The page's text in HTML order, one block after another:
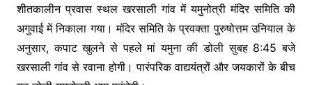
शीतकालीन प्रवास स्थलखरसाली गांव में यमुनोत्री मंदिर समिति की
अगुवाई में निकाला गया। मंदिर समिति के प्रवक्ता पुरुषोत्तम उनियाल के
अनुसार, कपाट खुलने से पहले मां यमुना की डोली सुबह 8:45 बजे
खरसाली गांव से रवाना होगी। पारंपरिक वाद्ययंत्रों और जयकारों के बीच